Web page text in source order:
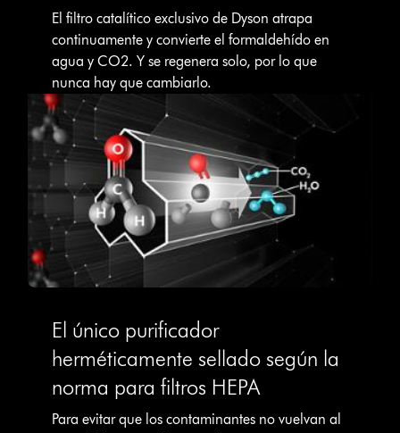
El filtro catalítico exclusivo de Dyson atrapa
continuamente y convierte el formaldehído en
agua y CO2. Y se regenera solo, por lo que
nunca hay que cambiarlo.
El único purificador
herméticamente sellado según la
norma para filtros HEPA
Para evitar que los contaminantes no vuelvan al